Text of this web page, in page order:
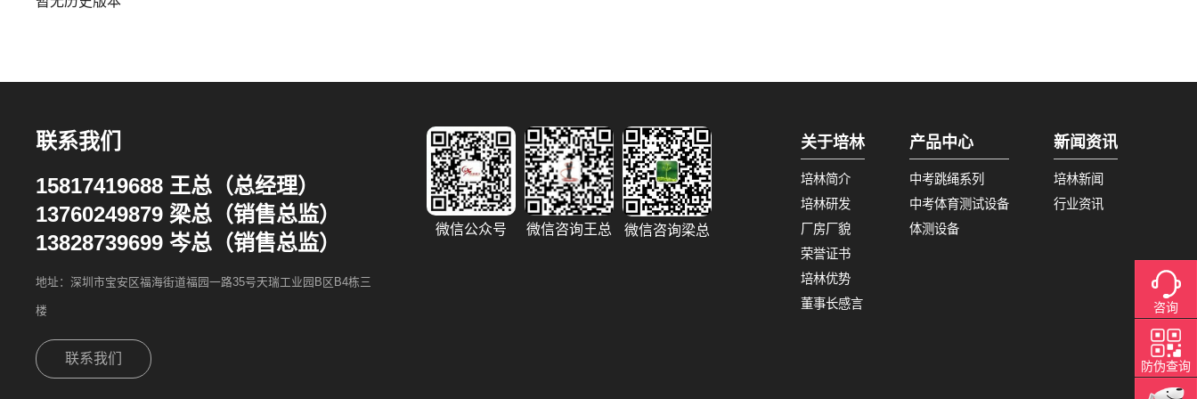
联系我们
15817419688 王总（总经理）
13760249879 梁总（销售总监）
13828739699 岑总（销售总监）
地址：深圳市宝安区福海街道福园一路35号天瑞工业园B区B4栋三
楼
联系我们
微信公众号 微信咨询王总 微信咨询梁总
关于培林
培林简介
培林研发
厂房厂貌
荣誉证书
培林优势
董事长感言
产品中心
中考跳绳系列
中考体育测试设备
体测设备
新闻资讯
培林新闻
行业资讯
咨询
防伪查询